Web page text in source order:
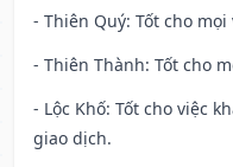
- Thiên Quý: Tốt cho mọi
- Thiên Thành: Tốt cho
- Lộc Khố: Tốt cho việc
giao dịch.